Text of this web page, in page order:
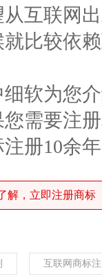
互联网
比较依
为您介
需要注
册10余
解，立即注册商标
互联网商标